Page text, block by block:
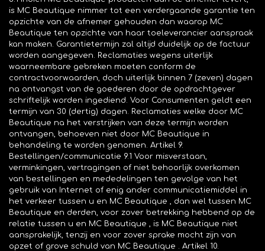
is MC Beautique nimmer tot een verdergaande garantie ten
opzichte van de afnemer gehouden dan waarop MC
Beautique ten opzichte van haar toeleverancier aanspraak
kan maken. Garantietermijn zal altijd duidelijk op de factuur
worden aangegeven. Reclamaties wegens uiterlijk
waarneembare gebreken moeten conform de
contractvoorwaarden, doch uiterlijk binnen 7 (zeven) dagen
na ontvangst van de goederen door de opdrachtgever
schriftelijk worden ingediend. Voor Consumenten geldt een
termijn van 30 (dertig) dagen. Reclamaties welke door MC
Beautique na het verstrijken van deze termijn worden
ontvangen, behoeven niet door MC Beautique in
behandeling te worden genomen. Artikel 9.
Bestellingen/communicatie 9.1 Voor misverstaan,
verminkingen, vertragingen of niet behoorlijk overkomen
van bestellingen en mededelingen ten gevolge van het
gebruik van Internet of enig ander communicatiemiddel in
het verkeer tussen u en MC Beautique , dan wel tussen MC
Beautique en derden, voor zover betrekking hebbend op de
relatie tussen u en MC Beautique , is MC Beautique niet
aansprakelijk, tenzij en voor zover sprake mocht zijn van
opzet of grove schuld van MC Beautique . Artikel 10.